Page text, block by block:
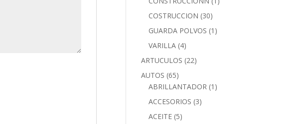
COSTRUCCION (30)
GUARDA POLVOS (1)
VARILLA (4)
ARTUCULOS (22)
AUTOS (65)
ABRILLANTADOR (1)
ACCESORIOS (3)
ACEITE (5)